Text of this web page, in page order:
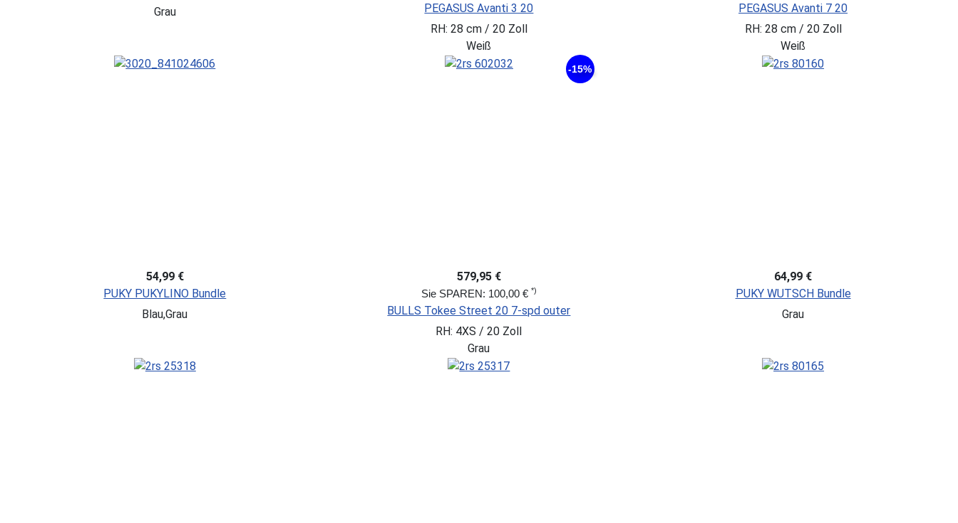
Grau
PEGASUS Avanti 3 20
RH: 28 cm / 20 Zoll
Weiß
PEGASUS Avanti 7 20
RH: 28 cm / 20 Zoll
Weiß
54,99 €
PUKY PUKYLINO Bundle
Blau,Grau
-15%
579,95 €
Sie SPAREN: 100,00 € *)
BULLS Tokee Street 20 7-spd outer
RH: 4XS / 20 Zoll
Grau
64,99 €
PUKY WUTSCH Bundle
Grau